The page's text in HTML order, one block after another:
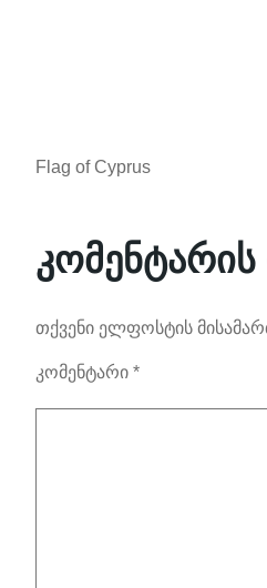
Flag of Cyprus
თქვენი ელფოსტის
კომენტარი *